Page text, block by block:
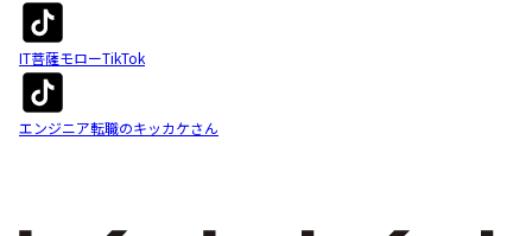
IT菩薩モローTikTok
エンジニア転職のキッカケさん